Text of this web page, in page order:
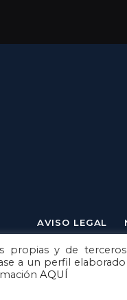
AVISO LEGAL
propias y de
a un perfil
AQUÍ